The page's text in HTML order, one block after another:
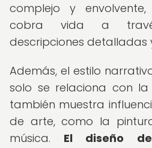
complejo y
cobra vida a
descripciones detalladas
Además, el estilo
solo se relaciona con
también muestra
de arte, como la
música. El diseño